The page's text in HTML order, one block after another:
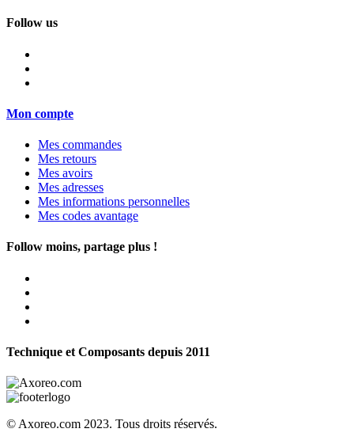
Follow us
Mon compte
Mes commandes
Mes retours
Mes avoirs
Mes adresses
Mes informations personnelles
Mes codes avantage
Follow moins, partage plus !
Technique et Composants depuis 2011
© Axoreo.com 2023. Tous droits réservés.